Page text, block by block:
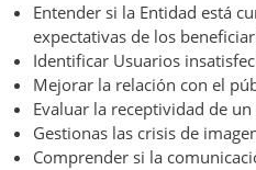
Entender si la Entidad está
expectativas de los
Identificar Usuarios
Mejorar la relación con el
Evaluar la receptividad de
Gestionas las crisis de
Comprender si la